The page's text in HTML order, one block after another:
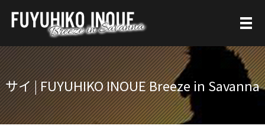
サイ | FUYUHIKO INOUE Breeze in Savanna